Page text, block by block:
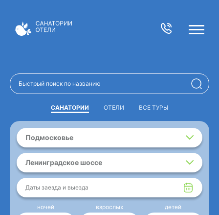
САНАТОРИИ ОТЕЛИ ВСЕ ТУРЫ
Подмосковье
Ленинградское шоссе
Даты заезда и выезда
ночей взрослых детей